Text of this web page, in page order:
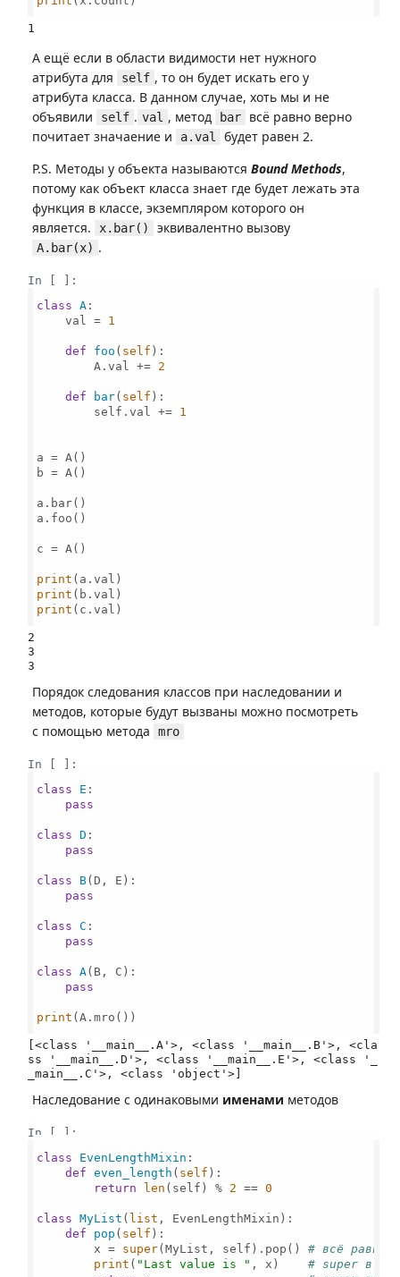
А ещё если в области видимости нет нужного
атрибута для
self , то он будет искать его у
атрибута класса. В данном случае, хоть мы и не
объявили
self . val , метод bar
всё равно верно
почитает значаение и
a.val
будет равен 2.
P.S. Методы у объекта называются Bound Methods,
потому как объект класса знает где будет лежать эта
функция в классе, экземпляром которого он
является.
x.bar() эквивалентно вызову
A.bar(x) .
In [ ]:
class
A :
    val =
1
def foo ( self ):
        A.val +=
2
def bar( self ):
        self.val +=
1
a = A()
b = A()
a.bar()
a.foo()
c = A()
print
print
print (c.val)
2
3
Порядок следования классов при наследовании и
методов, которые будут вызваны можно посмотреть
с помощью метода
mro
In [ ]:
class
E :
pass
class D :
pass
class B(D, E):
pass
class C :
pass
class A(B, C):
pass
print (A.mro())
[<class '__main__.A'>, <class '__main__.B'>, <cla
ss '__main__.D'>, <class '__main__.E'>, <class '_
Наследование с одинаковыми именами методов
In [ ]:
class
EvenLengthMixin :
def
even_length ( self ):
return
len (self) % 2 == 0
class MyList ( list , EvenLengthMixin):
def
pop ( self ):
        x =
super(MyList, self).pop() # всё
print ( "Last value is " , x) # super в